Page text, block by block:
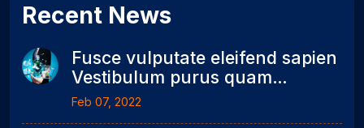
Recent News
Fusce vulputate eleifend sapien
Vestibulum purus quam
scelerisque mollis seonummy
metus.
Feb 07, 2022